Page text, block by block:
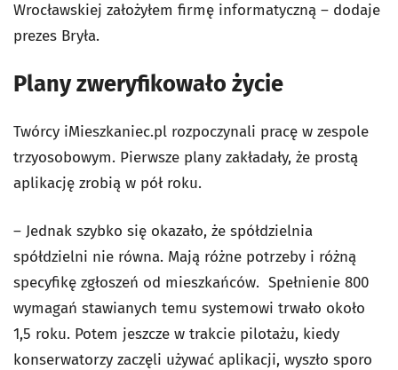
Wrocławskiej założyłem firmę informatyczną – dodaje
prezes Bryła.
Plany zweryfikowało życie
Twórcy iMieszkaniec.pl rozpoczynali pracę w zespole
trzyosobowym. Pierwsze plany zakładały, że prostą
aplikację zrobią w pół roku.
– Jednak szybko się okazało, że spółdzielnia
spółdzielni nie równa. Mają różne potrzeby i różną
specyfikę zgłoszeń od mieszkańców. Spełnienie 800
wymagań stawianych temu systemowi trwało około
1,5 roku. Potem jeszcze w trakcie pilotażu, kiedy
konserwatorzy zaczęli używać aplikacji, wyszło sporo